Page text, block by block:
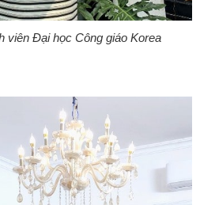
viên Đại học Công giáo Korea